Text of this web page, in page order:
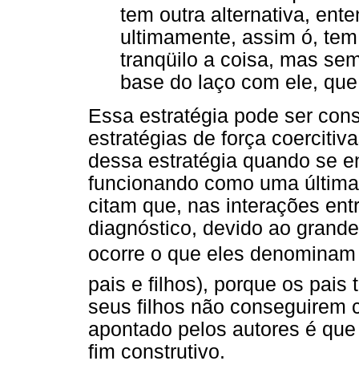
tem outra alternativa,
ultimamente, assim ó,
tranqüilo a coisa, mas
base do laço com ele,
Essa estratégia pode ser
estratégias de força
dessa estratégia quando se
funcionando como uma
citam que, nas interações
diagnóstico, devido ao
ocorre o que eles denominam
pais e filhos), porque os pais
seus filhos não conseguirem
apontado pelos autores é
fim construtivo.